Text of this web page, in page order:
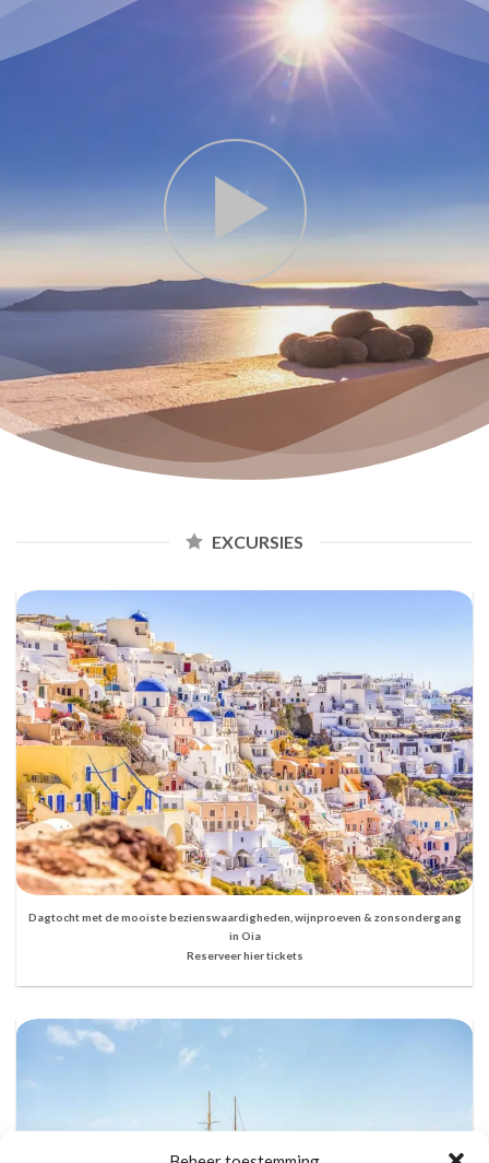
EXCURSIES
Dagtocht met de mooiste bezienswaardigheden, wijnproeven & zonsondergang
in Oia
Reserveer hier tickets